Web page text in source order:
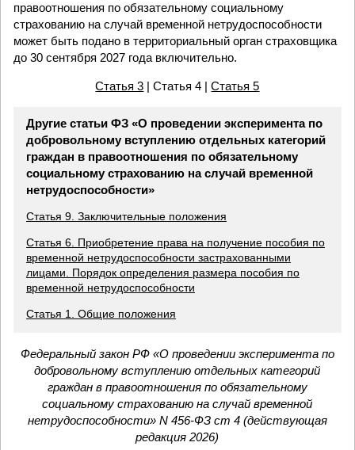
правоотношения по обязательному социальному
страхованию на случай временной нетрудоспособности
может быть подано в территориальный орган страховщика
до 30 сентября 2027 года включительно.
Статья 3 | Статья 4 |Статья 5
Другие статьи ФЗ «О проведении эксперимента по
добровольному вступлению отдельных категорий
граждан в правоотношения по обязательному
социальному страхованию на случай временной
нетрудоспособности»
Статья 9. Заключительные положения
Статья 6. Приобретение права на получение пособия по
временной нетрудоспособности застрахованными
лицами. Порядок определения размера пособия по
временной нетрудоспособности
Статья 1. Общие положения
Федеральный закон РФ «О проведении эксперимента по
добровольному вступлению отдельных категорий
граждан в правоотношения по обязательному
социальному страхованию на случай временной
нетрудоспособности» N 456-ФЗ ст 4 (действующая
редакция 2026)